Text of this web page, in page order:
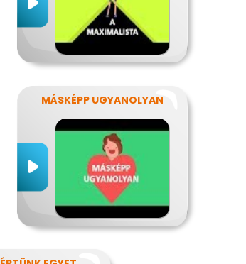
MÁSKÉPP UGYANOLYAN